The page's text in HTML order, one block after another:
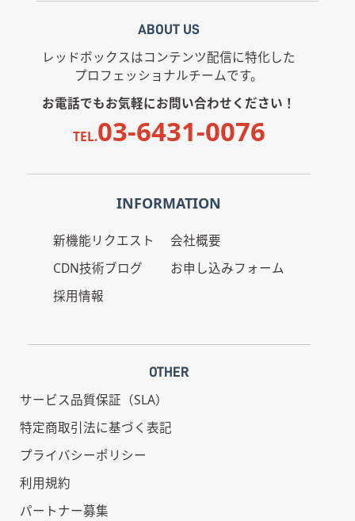
ABOUT US
レッドボックスはコンテンツ配信に特化した
プロフェッショナルチームです。
お電話でもお気軽にお問い合わせください！
TEL.03-6431-0076
INFORMATION
新機能リクエスト
CDN技術ブログ
採用情報
会社概要
お申し込みフォーム
OTHER
サービス品質保証（SLA）
特定商取引法に基づく表記
プライバシーポリシー
利用規約
パートナー募集